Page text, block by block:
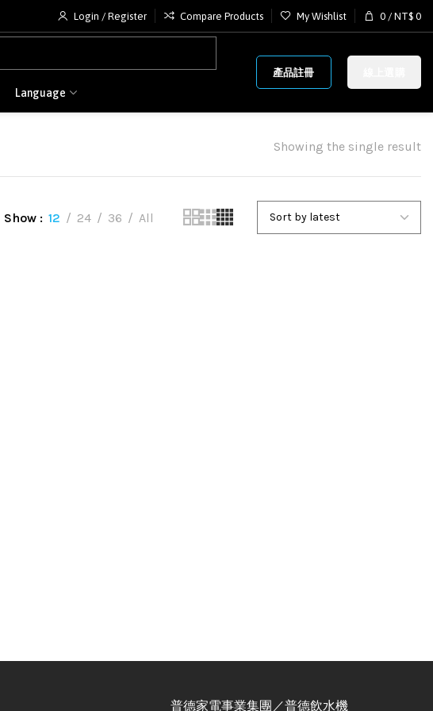
Login / Register Compare Products My Wishlist 0 / NT$ 0
Language
產品註冊
Showing the single result
Show 12 24 36 All
普德家電事業集團／普德飲水機